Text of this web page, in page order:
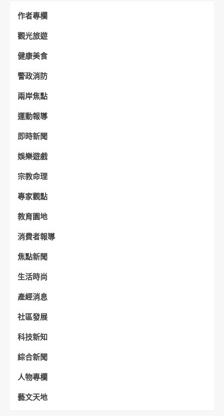
作者專欄
觀光旅遊
健康美食
警政消防
兩岸焦點
運動報導
即時新聞
娛樂遊戲
宗教命理
專家觀點
教育園地
消費者報導
焦點新聞
生活時尚
產經消息
社區發展
科技新知
綜合新聞
人物專欄
藝文天地